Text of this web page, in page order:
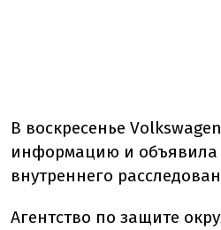
В воскресенье
информацию и объявила
внутреннего
Агентство по защите